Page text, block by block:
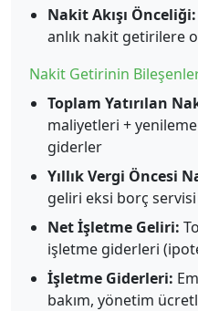
Nakit Akışı Önceliği:
anlık nakit getirilere
Nakit Getirinin
Toplam Yatırılan
maliyetleri +
giderler
Yıllık Vergi Öncesi
geliri eksi borç
Net İşletme Geliri:
işletme giderleri
İşletme Giderleri:
bakım, yönetim